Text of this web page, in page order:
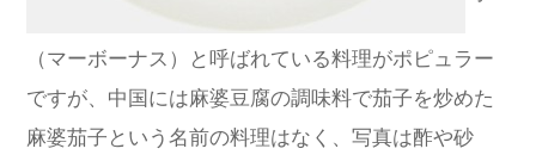
（マーボーナス）と呼ばれている料理がポピュラー
ですが、中国には麻婆豆腐の調味料で茄子を炒めた
麻婆茄子という名前の料理はなく、写真は酢や砂